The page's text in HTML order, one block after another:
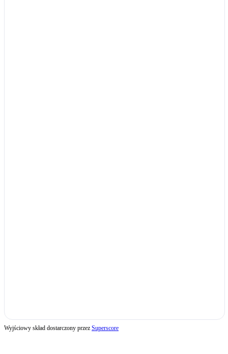
Wyjściowy skład dostarczony przez Superscore